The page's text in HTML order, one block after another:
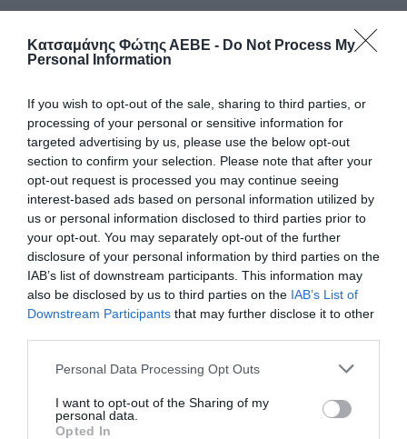
Κατσαμάνης Φώτης ΑΕΒΕ - Do Not Process My
Personal Information
If you wish to opt-out of the sale, sharing to third parties, or
processing of your personal or sensitive information for
targeted advertising by us, please use the below opt-out
section to confirm your selection. Please note that after your
opt-out request is processed you may continue seeing
interest-based ads based on personal information utilized by
us or personal information disclosed to third parties prior to
your opt-out. You may separately opt-out of the further
disclosure of your personal information by third parties on the
IAB’s list of downstream participants. This information may
also be disclosed by us to third parties on the IAB’s List of
Downstream Participants that may further disclose it to other
Personal Data Processing Opt Outs
I want to opt-out of the Sharing of my
personal data.
Opted In